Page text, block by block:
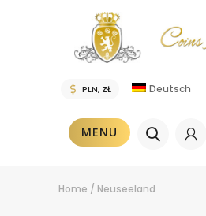
Deutsch
MENU
Home / Neuseeland